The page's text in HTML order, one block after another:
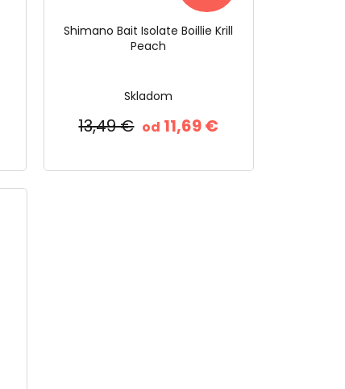
Shimano Bait Isolate Boillie Krill
Peach
Skladom
od 11,69 €
13,49 €